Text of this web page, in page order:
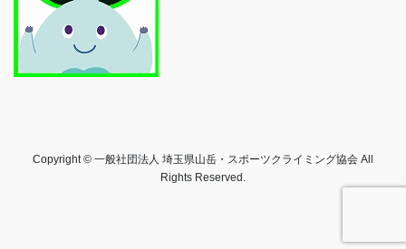
Copyright © 一般社団法人 埼玉県山岳・スポーツクライミング協会 All
Rights Reserved.